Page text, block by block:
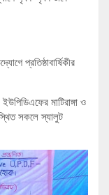
প্রতিষ্ঠাবার্ষিকীর
মাটিরাঙ্গা ও
সকলে স্যালুট